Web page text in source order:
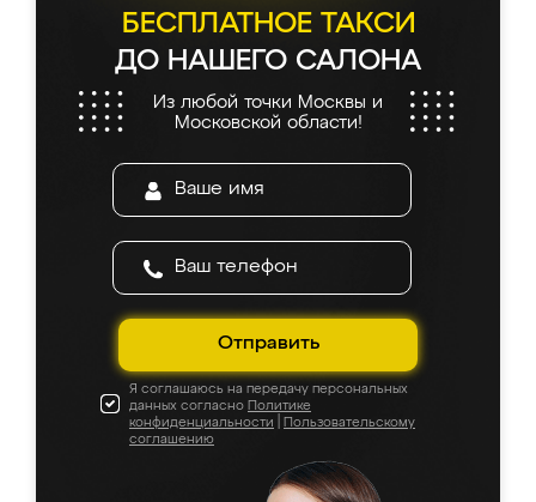
БЕСПЛАТНОЕ ТАКСИ
ДО НАШЕГО САЛОНА
Из любой точки Москвы и
Московской области!
Отправить
Я соглашаюсь на передачу персональных
данных согласно Политике
конфиденциальности
Пользовательскому
соглашению